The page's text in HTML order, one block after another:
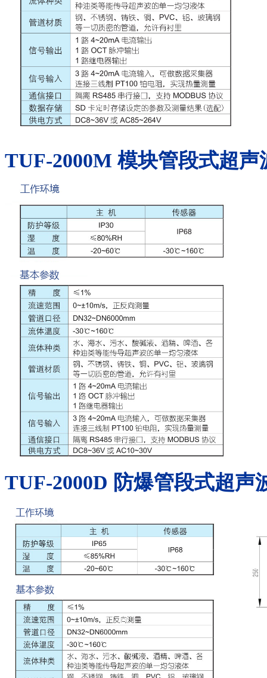
TUF-2000M 模块管段式超声
TUF-2000D 防爆管段式超声